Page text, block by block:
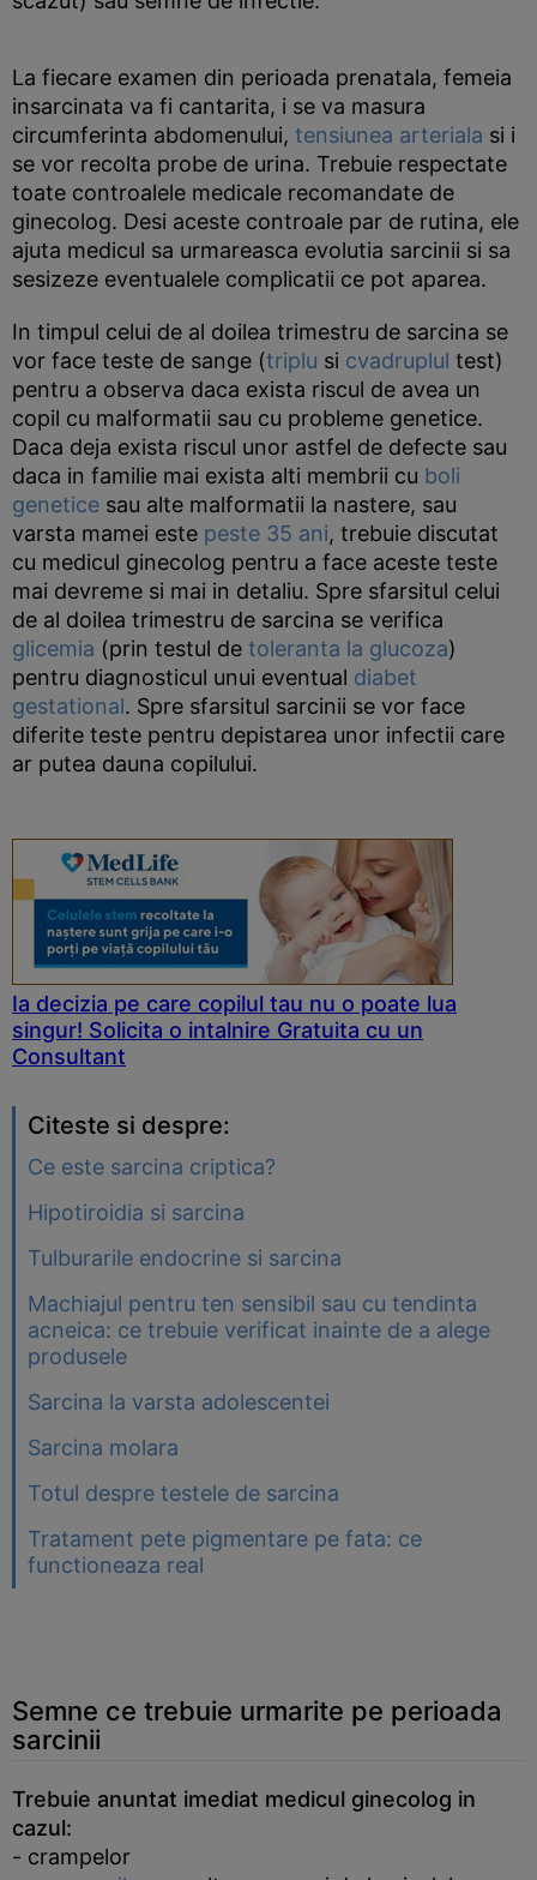
La fiecare examen din perioada prenatala, femeia
insarcinata va fi cantarita, i se va masura
circumferinta abdomenului, tensiunea arteriala si i
se vor recolta probe de urina. Trebuie respectate
toate controalele medicale recomandate de
ginecolog. Desi aceste controale par de rutina, ele
ajuta medicul sa urmareasca evolutia sarcinii si sa
sesizeze eventualele complicatii ce pot aparea.
In timpul celui de al doilea trimestru de sarcina se
vor face teste de sange (triplu si cvadruplul test)
pentru a observa daca exista riscul de avea un
copil cu malformatii sau cu probleme genetice.
Daca deja exista riscul unor astfel de defecte sau
daca in familie mai exista alti membrii cu boli
genetice sau alte malformatii la nastere, sau
varsta mamei este peste 35 ani, trebuie discutat
cu medicul ginecolog pentru a face aceste teste
mai devreme si mai in detaliu. Spre sfarsitul celui
de al doilea trimestru de sarcina se verifica
glicemia (prin testul de toleranta la glucoza)
pentru diagnosticul unui eventual diabet
gestational. Spre sfarsitul sarcinii se vor face
diferite teste pentru depistarea unor infectii care
ar putea dauna copilului.
Ia decizia pe care copilul tau nu o poate lua
singur! Solicita o intalnire Gratuita cu un
Consultant
Citeste si despre:
Ce este sarcina criptica?
Hipotiroidia si sarcina
Tulburarile endocrine si sarcina
Machiajul pentru ten sensibil sau cu tendinta
acneica: ce trebuie verificat inainte de a alege
produsele
Sarcina la varsta adolescentei
Sarcina molara
Totul despre testele de sarcina
Tratament pete pigmentare pe fata: ce
functioneaza real
Semne ce trebuie urmarite pe perioada
sarcinii
Trebuie anuntat imediat medicul ginecolog in
cazul:
- crampelor